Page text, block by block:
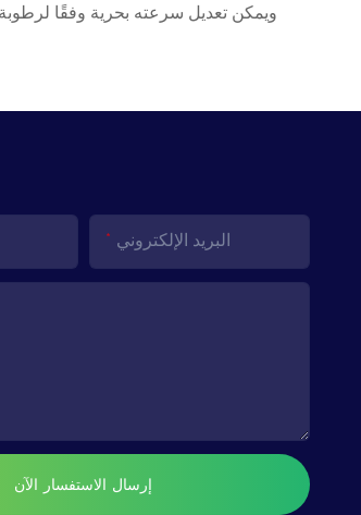
البريد الإلكتروني
إرسال الاستفسار الآن